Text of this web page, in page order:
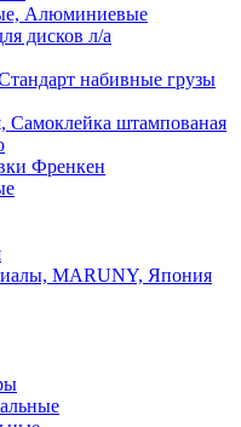
Алюминиевые
дисков л/а
набивные грузы
Самоклейка штампованая
Френкен
MARUNY, Япония